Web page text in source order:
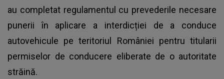
au completat regulamentul cu prevederile necesare
punerii în aplicare a interdicției de a conduce
autovehicule pe teritoriul României pentru titularii
permiselor de conducere eliberate de o autoritate
străină.